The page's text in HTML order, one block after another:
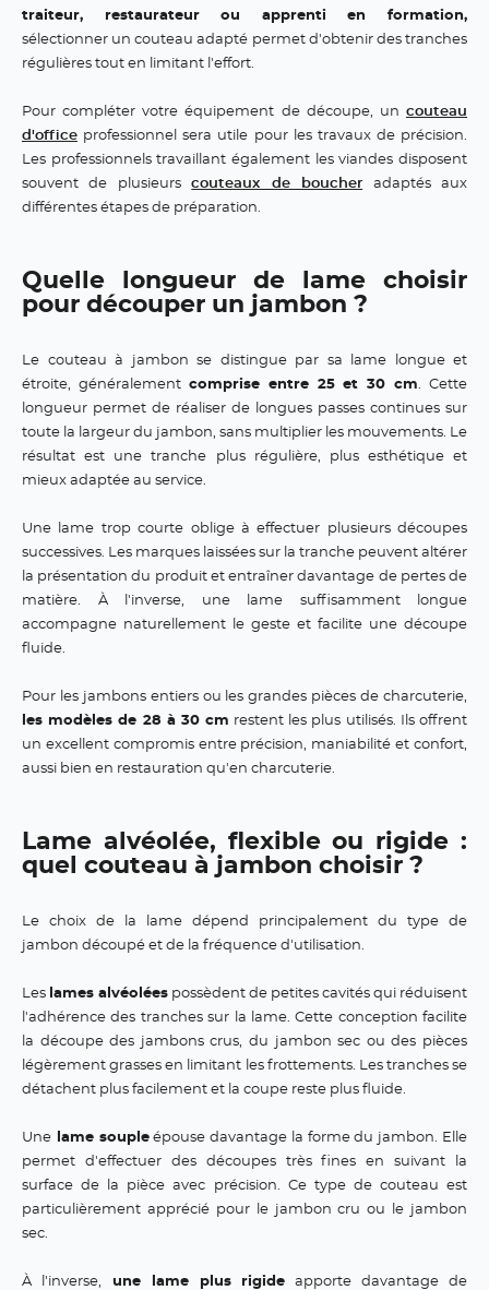
traiteur, restaurateur ou apprenti en formation,
sélectionner un couteau adapté permet d'obtenir des tranches
régulières tout en limitant l'effort.
Pour compléter votre équipement de découpe, un couteau
d'office professionnel sera utile pour les travaux de précision.
Les professionnels travaillant également les viandes disposent
souvent de plusieurscouteaux de boucher adaptés aux
différentes étapes de préparation.
Quelle longueur de lame choisir
pour découper un jambon ?
Le couteau à jambon se distingue par sa lame longue et
étroite, généralement comprise entre 25 et 30 cm. Cette
longueur permet de réaliser de longues passes continues sur
toute la largeur du jambon, sans multiplier les mouvements. Le
résultat est une tranche plus régulière, plus esthétique et
mieux adaptée au service.
Une lame trop courte oblige à effectuer plusieurs découpes
successives. Les marques laissées sur la tranche peuvent altérer
la présentation du produit et entraîner davantage de pertes de
matière. À l'inverse, une lame suffisamment longue
accompagne naturellement le geste et facilite une découpe
fluide.
Pour les jambons entiers ou les grandes pièces de charcuterie,
les modèles de 28 à 30 cm restent les plus utilisés. Ils offrent
un excellent compromis entre précision, maniabilité et confort,
aussi bien en restauration qu'en charcuterie.
Lame alvéolée, flexible ou rigide :
quel couteau à jambon choisir ?
Le choix de la lame dépend principalement du type de
jambon découpé et de la fréquence d'utilisation.
Les lames alvéolées possèdent de petites cavités qui réduisent
l'adhérence des tranches sur la lame. Cette conception facilite
la découpe des jambons crus, du jambon sec ou des pièces
légèrement grasses en limitant les frottements. Les tranches se
détachent plus facilement et la coupe reste plus fluide.
Une lame soupleépouse davantage la forme du jambon. Elle
permet d'effectuer des découpes très fines en suivant la
surface de la pièce avec précision. Ce type de couteau est
particulièrement apprécié pour le jambon cru ou le jambon
sec.
À l'inverse, une lame plus rigide apporte davantage de